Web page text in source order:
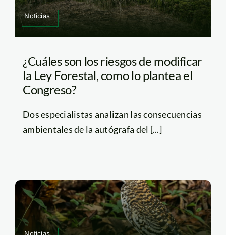
Noticias
¿Cuáles son los riesgos de modificar
la Ley Forestal, como lo plantea el
Congreso?
Dos especialistas analizan las consecuencias
ambientales de la autógrafa del [...]